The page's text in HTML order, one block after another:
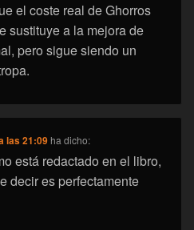
el coste real de Ghorros
sustituye a la mejora de
pero sigue siendo un
las 21:09 ha dicho:
está redactado en el libro,
decir es perfectamente